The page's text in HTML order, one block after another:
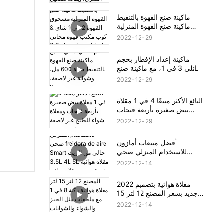
الحمل، عملية بسيطة
ماكينة صنع القهوة بالتنقيط
ماكينة صنع القهوة المنزلية
مسحوق القهوة 2 في 1 شاي &
2022 12 29
ماكينة إعداد الإفطار بحجم
عائلي 3 في 1، مع ماكينة صنع
القهوة بالتنقيط سعة 600 مل،
2022 12 29
البائع الأكثر مبيعًا 4 في 1 مقلاة
بيض صغيرة بأربعة فتحات
ومقلاة شواء للطبخ غير لاصقة
2022 12 29
أفضل مبيعات أمازون
للاستخدام المنزلي صحي
freidora de aire Smart خالي
رقمية
2022 12 14
2022 مقلاة هوائية بتصميم
جديد بسعر المصنع 12 لتر 15
لتر مقلاة هوائية ذكية 8 في 1
2022 12 14